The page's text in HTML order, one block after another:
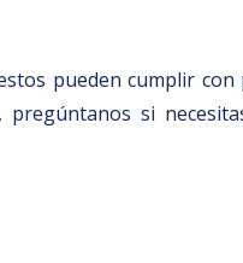
pueden cumplir con
si